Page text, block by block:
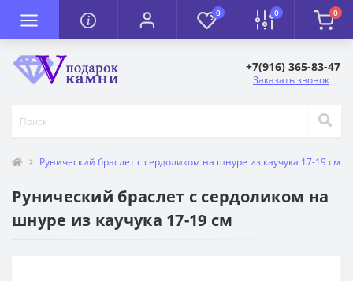
0 0 0
+7(916) 365-83-47
Заказать звонок
Рунический браслет с сердоликом на шнуре из каучука 17-19 см
Рунический браслет с сердоликом на
шнуре из каучука 17-19 см